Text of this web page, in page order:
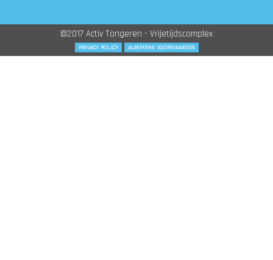
©2017 Activ Tongeren - Vrijetijdscomplex
PRIVACY POLICY ALGEMENE VOORWAARDEN